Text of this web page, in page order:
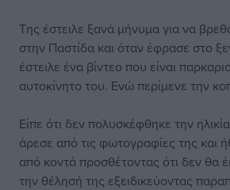
Της έστειλε ξανά μήνυμα για να
στην Παστίδα και όταν έφρασε στο
έστειλε ένα βίντεο που είναι
αυτοκίνητο του. Ενώ περίμενε την
Είπε ότι δεν πολυσκέφθηκε την
άρεσε από τις φωτογραφίες της και
από κοντά προσθέτοντας ότι δεν θα
την θέλησή της εξειδικεύοντας